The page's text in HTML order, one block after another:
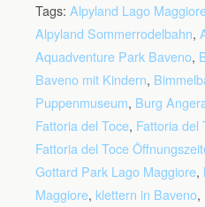
Tags: Alpyland Lago
Alpyland Sommerrodelbahn,
Aquadventure Park Baveno,
Baveno mit Kindern,
Puppenmuseum, Burg
Fattoria del Toce, Fattoria del
Fattoria del Toce
Gottard Park Lago Maggiore,
Maggiore, klettern in Baveno,